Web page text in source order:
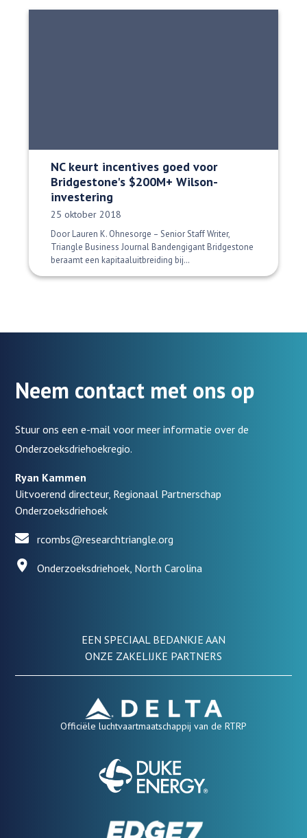
NC keurt incentives goed voor
Bridgestone's $200M+ Wilson-
investering
Datum gepubliceerd:
25 oktober 2018
Door Lauren K. Ohnesorge – Senior Staff Writer,
Triangle Business Journal Bandengigant Bridgestone
beraamt een kapitaaluitbreiding bij…
Neem contact met ons op
Stuur ons een e-mail voor meer informatie over de
Onderzoeksdriehoekregio.
Ryan Kammen
Uitvoerend directeur, Regionaal Partnerschap
Onderzoeksdriehoek
rcombs@researchtriangle.org
Onderzoeksdriehoek, North Carolina
EEN SPECIAAL BEDANKJE AAN
ONZE ZAKELIJKE PARTNERS
Officiële luchtvaartmaatschappij van de RTRP